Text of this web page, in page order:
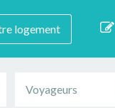
logement
Voyageurs